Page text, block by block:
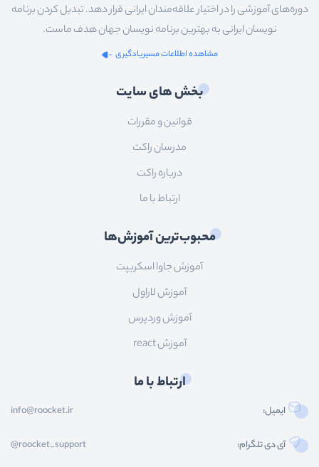
دوره‌های آموزشی را در اختیار علاقه‌مندان ایرانی قرار دهد. تبدیل کردن برنامه
نویسان ایرانی به بهترین برنامه نویسان جهان هدف ماست.
مشاهده اطلاعات مسیریادگیری
بخش های سایت
قوانین و مقررات
مدرسان راکت
درباره راکت
ارتباط با ما
محبوب‌ترین آموزش‌ها
آموزش جاوا اسکریپت
آموزش لاراول
آموزش وردپرس
آموزش react
ارتباط با ما
ایمیل: info@roocket.ir
آی دی تلگرام: @roocket_support